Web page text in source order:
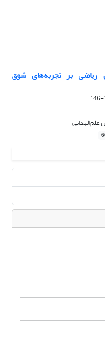
ریاضی بر تجربه‌های شوقِ
علم‌الهدایی